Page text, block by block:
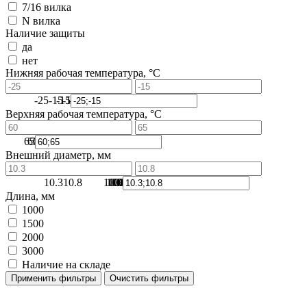
7/16 вилка
N вилка
Наличие защиты
да
нет
Нижняя рабочая температура, °C
-25-15 -25
-23
-21
-19
-17
-15
Верхняя рабочая температура, °C
6065 61
62
63
64
65
Внешний диаметр, мм
10.310.8 10.3
10.3
10.8
10.8
10.8
10.8
Длина, мм
1000
1500
2000
3000
Наличие на складе
Применить фильтры Очистить фильтры